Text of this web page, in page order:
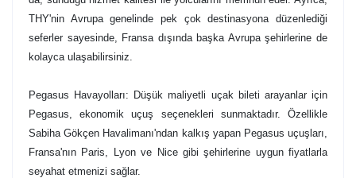
THY'nin Avrupa genelinde pek çok destinasyona düzenlediği
seferler sayesinde, Fransa dışında başka Avrupa şehirlerine de
kolayca ulaşabilirsiniz.
Pegasus Havayolları: Düşük maliyetli uçak bileti arayanlar için
Pegasus, ekonomik uçuş seçenekleri sunmaktadır. Özellikle
Sabiha Gökçen Havalimanı'ndan kalkış yapan Pegasus uçuşları,
Fransa'nın Paris, Lyon ve Nice gibi şehirlerine uygun fiyatlarla
seyahat etmenizi sağlar.